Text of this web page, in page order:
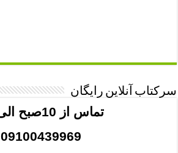
سرکتاب آنلاین رایگان
تماس از 10صبح الی 21
09100439969